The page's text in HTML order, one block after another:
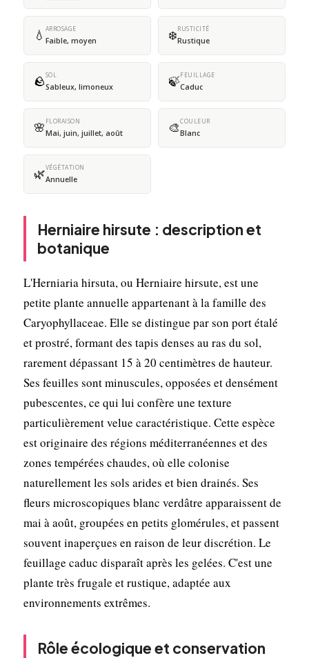
💧 ARROSAGE
Faible, moyen ❄️RUSTICITÉ
Rustique
🪨SOL
Sableux, limoneux 🍃FEUILLAGE
Caduc
🌸 FLORAISON
Mai, juin, juillet, août 🎨COULEUR
Blanc
🌿VÉGÉTATION
Annuelle
Herniaire hirsute : description et
botanique
L'Herniaria hirsuta, ou Herniaire hirsute, est une
petite plante annuelle appartenant à la famille des
Caryophyllaceae. Elle se distingue par son port étalé
et prostré, formant des tapis denses au ras du sol,
rarement dépassant 15 à 20 centimètres de hauteur.
Ses feuilles sont minuscules, opposées et densément
pubescentes, ce qui lui confère une texture
particulièrement velue caractéristique. Cette espèce
est originaire des régions méditerranéennes et des
zones tempérées chaudes, où elle colonise
naturellement les sols arides et bien drainés. Ses
fleurs microscopiques blanc verdâtre apparaissent de
mai à août, groupées en petits glomérules, et passent
souvent inaperçues en raison de leur discrétion. Le
feuillage caduc disparaît après les gelées. C'est une
plante très frugale et rustique, adaptée aux
environnements extrêmes.
Rôle écologique et conservation